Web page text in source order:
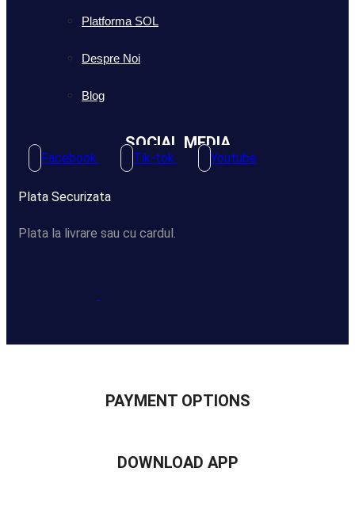
Platforma SOL
Despre Noi
Blog
SOCIAL MEDIA
Facebook Tik-tok Youtube
Plata Securizata
Plata la livrare sau cu cardul.
PAYMENT OPTIONS
DOWNLOAD APP